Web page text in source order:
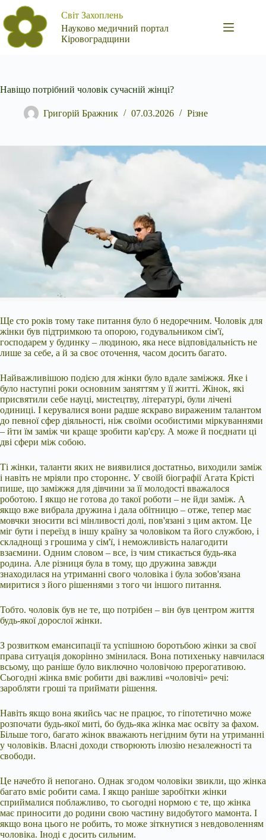
Перейти
до
вмісту
Світ Захоплень
Науково медичний портал
Кіровоградщини
Навіщо потрібний чоловік сучасній жінці?
Григорій Бражник 07.03.2026 Різне
Ще сто років тому таке питання було б недоречним. Чоловік для
жінки був підтримкою та опорою, годувальником сім'ї,
господарем у будинку – людиною, яка несе відповідальність не
лише за себе, а й за своє оточення, часом досить багато.
Найважливішою подією для жінки було вдале заміжжя. Яке і
було наступні роки основним заняттям у її житті. Жінок, які
присвятили себе науці, мистецтву, літературі, були лічені
одиниці. І керувалися вони радше яскраво вираженим талантом
до певної сфер діяльності, ніж своїми особистими міркуваннями
– йти їм заміж чи краще зробити кар'єру. А може й поєднати ці
дві сфери між собою.
Ті жінки, таланти яких не виявилися достатньо, виходили заміж
і навіть не мріяли про стороннє. У своїй біографії Агата Крісті
пише, що заміжжя для дівчини за її молодості вважалося
роботою. І якщо не готова до такої роботи – не йди заміж. А
якщо вже вибрала дружина і дала обітницю – отже, тепер має
мовчки зносити всі мінливості долі, пов'язані з цим актом. Це
міг бути і переїзд в іншу країну за чоловіком та його службою, і
складнощі з грошима у сім'ї, і неможливість налагодити
взаємини. Одним словом – все, із чим стикається будь-яка
родина. Але різниця була в тому, що дружина завжди
знаходилася на утриманні свого чоловіка і була зобов'язана
миритися з його рішеннями з того чи іншого питання.
Тобто. чоловік був не те, що потрібен – він був центром життя
будь-якої дорослої жінки.
З розвитком емансипації та успішною боротьбою жінки за свої
права ситуація докорінно змінилася. Вона потихеньку навчилася
всьому, що раніше було виключно чоловічою прерогативою.
Сьогодні жінка вміє робити дві важливі «чоловічі» речі:
заробляти гроші та приймати рішення.
Навіть якщо вона якийсь час не працює, то гіпотетично може
розпочати будь-якої миті, бо будь-яка жінка має освіту за фахом.
Більше того, багато жінок вважають негідним бути на утриманні
у чоловіків. Власні доходи створюють ілюзію незалежності та
свободи.
Це начебто й непогано. Однак згодом чоловіки звикли, що жінка
багато вміє робити сама. І якщо раніше заробітки жінки
сприймалися поблажливо, то сьогодні нормою є те, що жінка
має приносити до родини свою частину видобутого мамонта. І
якщо вона цього не робить, то може зіткнутися з невдоволенням
чоловіка. Іноді є досить сильним.